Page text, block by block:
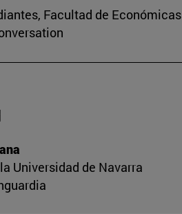
Facultad de Económicas
Universidad de Navarra